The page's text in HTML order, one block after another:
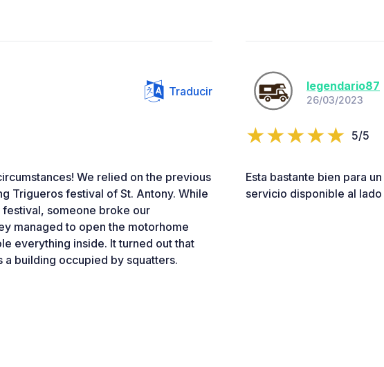
Traducir
We relied on the previous
Trigueros festival of St. Antony. While
someone broke our
managed to open the motorhome
everything inside. It turned out that
a building occupied by squatters.
legendario87
26/03/2023
5/5
Esta bastante bien para
servicio disponible al